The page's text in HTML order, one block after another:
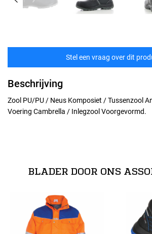
Stel een vraag over dit
Beschrijving
Zool PU/PU / Neus Komposiet / Tussenzool
Voering Cambrella / Inlegzool Voorgevormd.
Alle matenBLADER DOOR ONS